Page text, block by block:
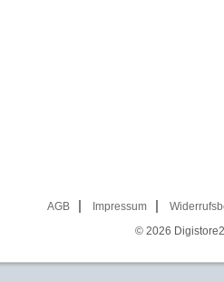
AGB Impressum
© 2026